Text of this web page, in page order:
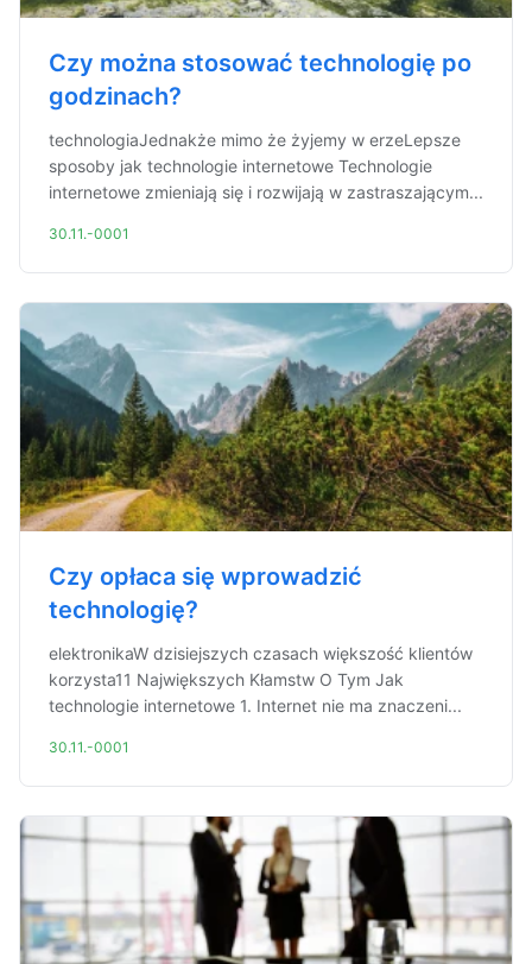
Czy można stosować technologię po
godzinach?
technologiaJednakże mimo że żyjemy w erzeLepsze
sposoby jak technologie internetowe Technologie
internetowe zmieniają się i rozwijają w zastraszającym...
30.11.-0001
Czy opłaca się wprowadzić
technologię?
elektronikaW dzisiejszych czasach większość klientów
korzysta11 Największych Kłamstw O Tym Jak
technologie internetowe 1. Internet nie ma znaczeni...
30.11.-0001